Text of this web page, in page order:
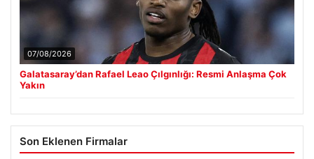
07/08/2026
Galatasaray’dan Rafael Leao Çılgınlığı: Resmi Anlaşma Çok
Yakın
Son Eklenen Firmalar